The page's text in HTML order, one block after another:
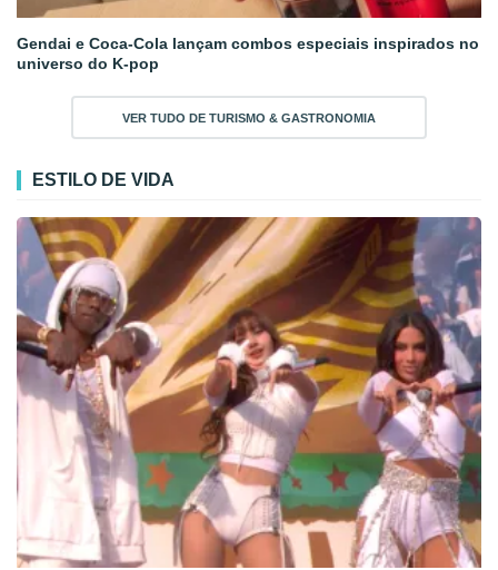
Gendai e Coca-Cola lançam combos especiais inspirados no
universo do K-pop
VER TUDO DE TURISMO & GASTRONOMIA
ESTILO DE VIDA